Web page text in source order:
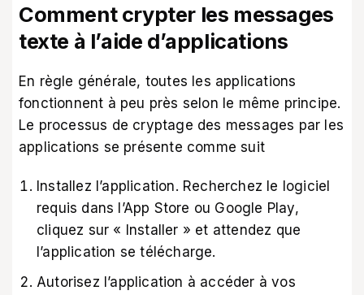
Comment crypter les messages
texte à l’aide d’applications
En règle générale, toutes les applications
fonctionnent à peu près selon le même principe.
Le processus de cryptage des messages par les
applications se présente comme suit
Installez l’application. Recherchez le logiciel
requis dans l’App Store ou Google Play,
cliquez sur « Installer » et attendez que
l’application se télécharge.
Autorisez l’application à accéder à vos